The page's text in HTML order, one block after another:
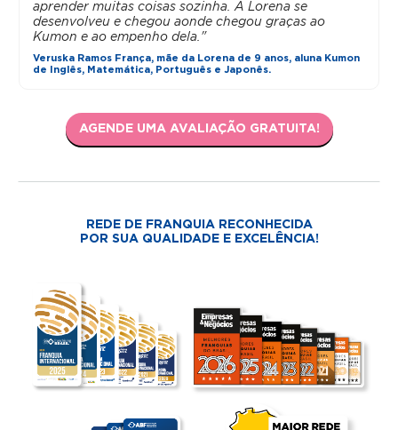
aprender muitas coisas sozinha. A Lorena se
desenvolveu e chegou aonde chegou graças ao
Kumon e ao empenho dela."
Veruska Ramos França, mãe da Lorena de 9 anos, aluna Kumon
de Inglês, Matemática, Português e Japonês.
AGENDE UMA AVALIAÇÃO GRATUITA!
REDE DE FRANQUIA RECONHECIDA
POR SUA QUALIDADE E EXCELÊNCIA!